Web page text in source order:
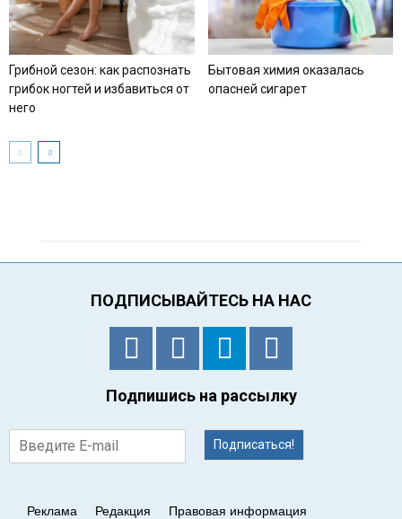
Грибной сезон: как распознать
грибок ногтей и избавиться от
него
Бытовая химия оказалась
опасней сигарет
ПОДПИСЫВАЙТЕСЬ НА НАС
Подпишись на рассылку
Подписаться!
Реклама Редакция Правовая информация